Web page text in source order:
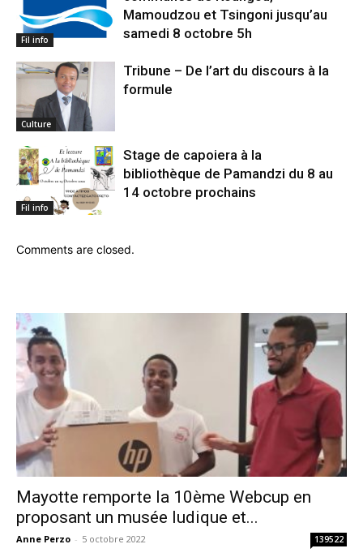
Fil info
Mamoudzou et Tsingoni jusqu’au
samedi 8 octobre 5h
Culture
Tribune – De l’art du discours à la
formule
Fil info
Stage de capoiera à la
bibliothèque de Pamandzi du 8 au
14 octobre prochains
Comments are closed.
Mayotte remporte la 10ème Webcup en
proposant un musée ludique et...
Anne Perzo - 5 octobre 2022 139522